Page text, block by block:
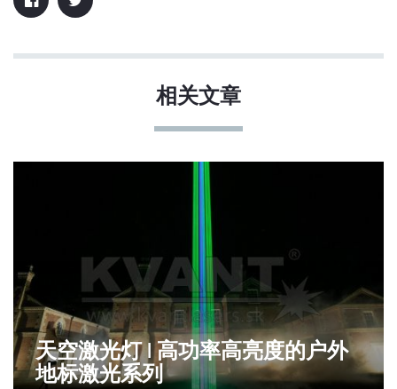
相关文章
天空激光灯 | 高功率高亮度的户外
地标激光系列